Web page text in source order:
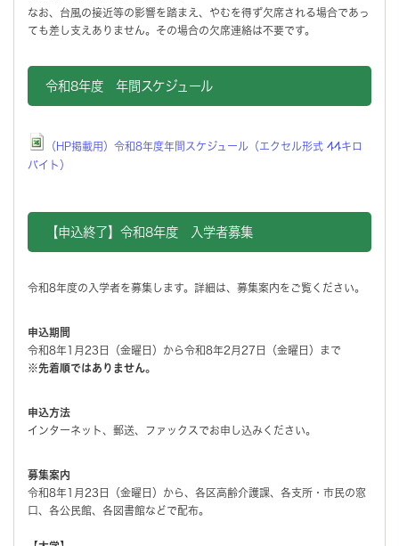
なお、台風の接近等の影響を踏まえ、やむを得ず欠席される場合であっ
ても差し支えありません。その場合の欠席連絡は不要です。
令和8年度 年間スケジュール
（HP掲載用）令和8年度年間スケジュール（エクセル形式 44キロ
バイト）
【申込終了】令和8年度 入学者募集
令和8年度の入学者を募集します。詳細は、募集案内をご覧ください。
申込期間
令和8年1月23日（金曜日）から令和8年2月27日（金曜日）まで
※先着順ではありません。
申込方法
インターネット、郵送、ファックスでお申し込みください。
募集案内
令和8年1月23日（金曜日）から、各区高齢介護課、各支所・市民の窓
口、各公民館、各図書館などで配布。